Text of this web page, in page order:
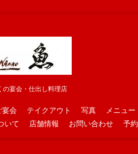
の宴会・仕出し料理店
宴会 テイクアウト 写真 メニュー
いて 店舗情報 お問い合わせ 予約